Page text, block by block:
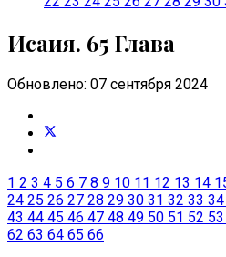
Исаия. 65 Глава
Обновлено: 07 сентября 2024
1 2 3 4 5 6 7 8 9 10 11 12 13 14
24 25 26 27 28 29 30 31 32 33 34
43 44 45 46 47 48 49 50 51 52 53
62 63 64 65 66